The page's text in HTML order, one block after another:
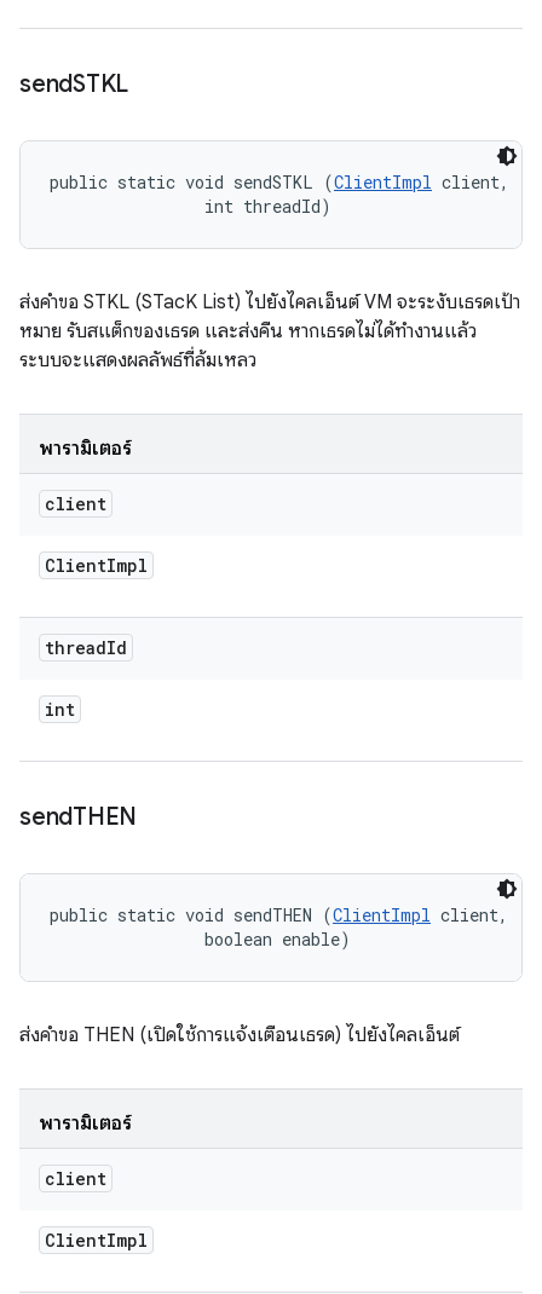
sendSTKL
public static void sendSTKL (ClientImpl client,
                int threadId)
ส่งคำขอ STKL (STacK List) ไปยังไคลเอ็นต์ VM จะระงับเธรดเป้า
หมาย รับสแต็กของเธรด และส่งคืน หากเธรดไม่ได้ทำงานแล้ว
ระบบจะแสดงผลลัพธ์ที่ล้มเหลว
พารามิเตอร์
client
ClientImpl
threadId
int
sendTHEN
public static void sendTHEN (ClientImpl client,
                boolean enable)
ส่งคำขอ THEN (เปิดใช้การแจ้งเตือนเธรด) ไปยังไคลเอ็นต์
พารามิเตอร์
client
ClientImpl